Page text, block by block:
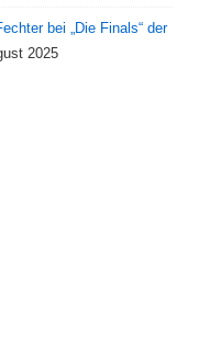
bei „Die Finals“ der
2025